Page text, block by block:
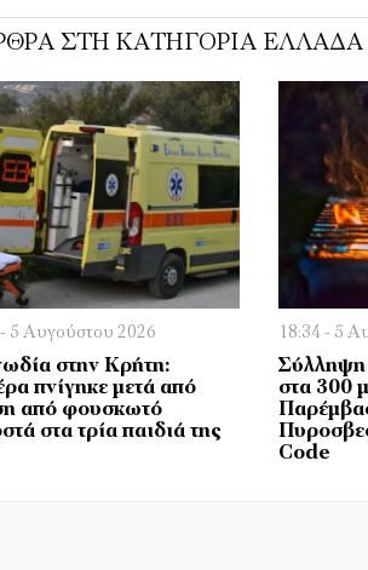
ΣΤΗ ΚΑΤΗΓΟΡΊΑ ΕΛΛΆΔΑ
- 5 Αυγούστου 2026
στην Κρήτη:
πνίγηκε μετά από
από φουσκωτό
στα τρία παιδιά της
18:34 - 5
Σύλληψη
στα 300
Code